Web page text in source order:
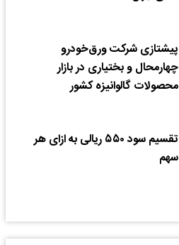
پیشتازی شرکت ورق‌خودرو
چهارمحال و بختیاری در بازار
محصولات گالوانیزه کشور
تقسیم سود ۵۵۰ ریالی به ازای هر
سهم